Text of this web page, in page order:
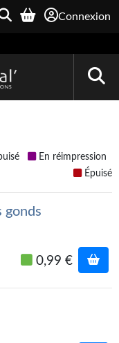
Connexion
En réimpression
Épuisé
gonds
0,99 €